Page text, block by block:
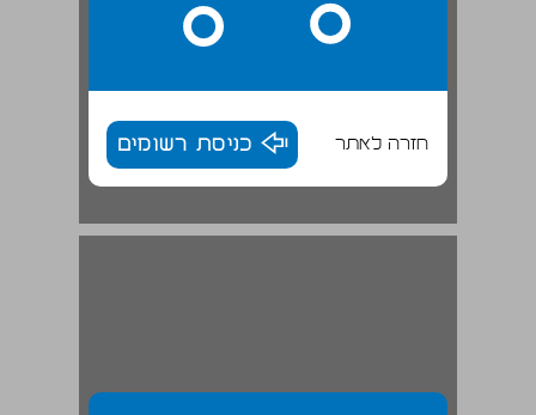
חזרה לאתר כניסת רשומים